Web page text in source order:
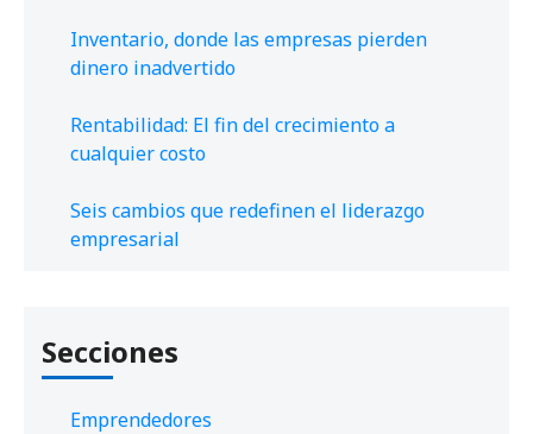
Inventario, donde las empresas pierden
dinero inadvertido
Rentabilidad: El fin del crecimiento a
cualquier costo
Seis cambios que redefinen el liderazgo
empresarial
Secciones
Emprendedores